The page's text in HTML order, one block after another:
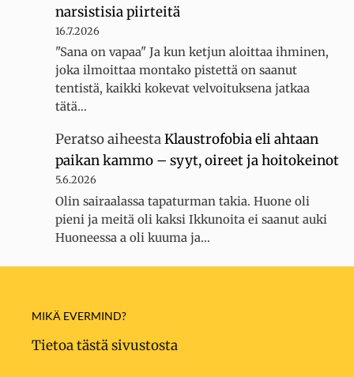
narsistisia piirteitä
16.7.2026
"Sana on vapaa" Ja kun ketjun aloittaa ihminen,
joka ilmoittaa montako pistettä on saanut
tentistä, kaikki kokevat velvoituksena jatkaa
tätä…
PeratsoaiheestaKlaustrofobia eli ahtaan
paikan kammo – syyt, oireet ja hoitokeinot
5.6.2026
Olin sairaalassa tapaturman takia. Huone oli
pieni ja meitä oli kaksi Ikkunoita ei saanut auki
Huoneessa a oli kuuma ja…
MIKÄ EVERMIND?
Tietoa tästä sivustosta